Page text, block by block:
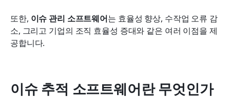
또한, 이슈 관리 소프트웨어는 효율성 향상, 수작업 오류 감
소, 그리고 기업의 조직 효율성 증대와 같은 여러 이점을 제
공합니다.
이슈 추적 소프트웨어란 무엇인가